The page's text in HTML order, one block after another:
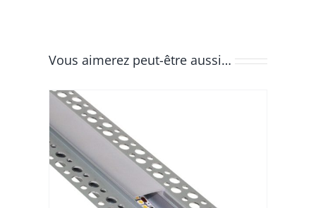
Vous aimerez peut-être aussi…